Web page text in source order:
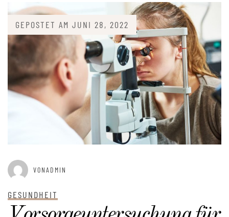
GEPOSTET AM JUNI 28, 2022
VONADMIN
GESUNDHEIT